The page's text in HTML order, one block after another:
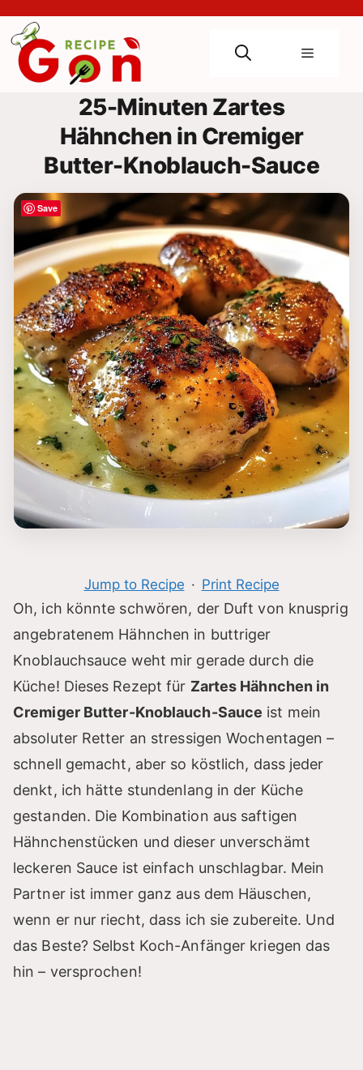
content
Menu
25-Minuten Zartes
Hähnchen in Cremiger
Butter-Knoblauch-Sauce
Jump to Recipe · Print Recipe
Oh, ich könnte schwören, der Duft von knusprig
angebratenem Hähnchen in buttriger
Knoblauchsauce weht mir gerade durch die
Küche! Dieses Rezept für Zartes Hähnchen in
Cremiger Butter-Knoblauch-Sauce ist mein
absoluter Retter an stressigen Wochentagen –
schnell gemacht, aber so köstlich, dass jeder
denkt, ich hätte stundenlang in der Küche
gestanden. Die Kombination aus saftigen
Hähnchenstücken und dieser unverschämt
leckeren Sauce ist einfach unschlagbar. Mein
Partner ist immer ganz aus dem Häuschen,
wenn er nur riecht, dass ich sie zubereite. Und
das Beste? Selbst Koch-Anfänger kriegen das
hin – versprochen!
Save